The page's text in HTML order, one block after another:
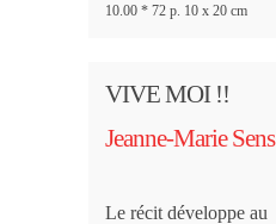
10.00 * 72 p. 10 x 20 cm
VIVE MOI !!
Jeanne-Marie Sens
Le récit développe au